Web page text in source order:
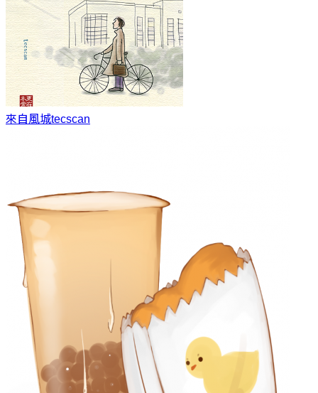
來自風城tecscan